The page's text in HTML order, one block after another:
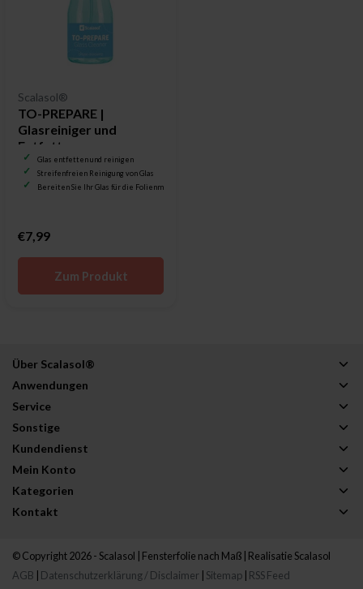
Scalasol®
TO-PREPARE |
Glasreiniger und
Entfetter
Glas entfetten und reinigen
Streifenfreien Reinigung von Glas
Bereiten Sie Ihr Glas für die Folienmontage vor
€7,99
Zum Produkt
Über Scalasol®
Anwendungen
Service
Sonstige
Kundendienst
Mein Konto
Kategorien
Kontakt
© Copyright 2026 - Scalasol | Fensterfolie nach Maß | Realisatie Scalasol
AGB
Datenschutzerklärung / Disclaimer Sitemap RSS Feed